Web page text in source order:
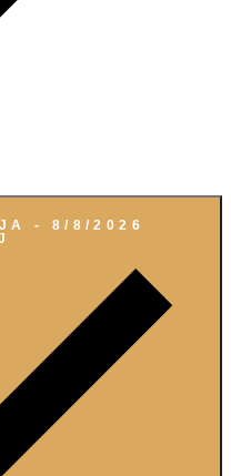
- 8/8/2026